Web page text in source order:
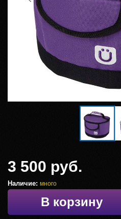
3 500 руб.
Наличие: много
В корзину